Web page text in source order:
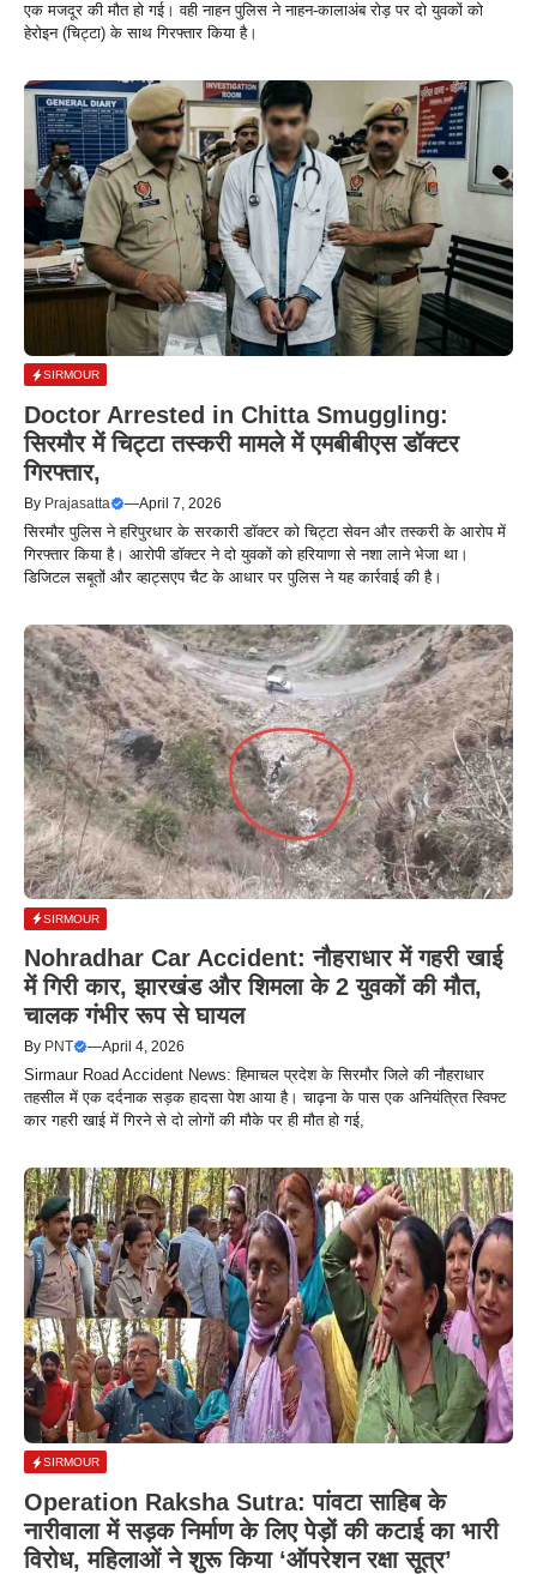
एक मजदूर की मौत हो गई। वही नाहन पुलिस ने नाहन-कालाअंब रोड़ पर दो युवकों को
हेरोइन (चिट्टा) के साथ गिरफ्तार किया है।
SIRMOUR
Doctor Arrested in Chitta Smuggling:
सिरमौर में चिट्टा तस्करी मामले में एमबीबीएस डॉक्टर
गिरफ्तार,
By Prajasatta —April 7, 2026
सिरमौर पुलिस ने हरिपुरधार के सरकारी डॉक्टर को चिट्टा सेवन और तस्करी के आरोप में
गिरफ्तार किया है। आरोपी डॉक्टर ने दो युवकों को हरियाणा से नशा लाने भेजा था।
डिजिटल सबूतों और व्हाट्सएप चैट के आधार पर पुलिस ने यह कार्रवाई की है।
SIRMOUR
Nohradhar Car Accident: नौहराधार में गहरी खाई
में गिरी कार, झारखंड और शिमला के 2 युवकों की मौत,
चालक गंभीर रूप से घायल
By PNT —April 4, 2026
Sirmaur Road Accident News: हिमाचल प्रदेश के सिरमौर जिले की नौहराधार
तहसील में एक दर्दनाक सड़क हादसा पेश आया है। चाढ़ना के पास एक अनियंत्रित स्विफ्ट
कार गहरी खाई में गिरने से दो लोगों की मौके पर ही मौत हो गई,
SIRMOUR
Operation Raksha Sutra: पांवटा साहिब के
नारीवाला में सड़क निर्माण के लिए पेड़ों की कटाई का भारी
विरोध, महिलाओं ने शुरू किया ‘ऑपरेशन रक्षा सूत्र’